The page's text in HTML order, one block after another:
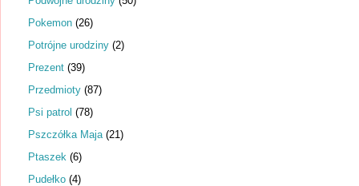
Pokemon (26)
Potrójne urodziny (2)
Prezent (39)
Przedmioty (87)
Psi patrol (78)
Pszczółka Maja (21)
Ptaszek (6)
Pudełko (4)